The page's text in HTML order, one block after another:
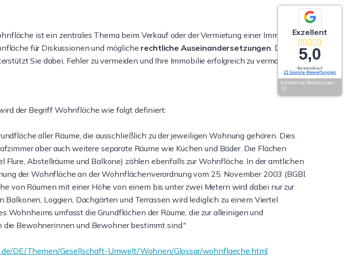
ist ein zentrales Thema beim Verkauf oder der Vermietung einer Immobilie.
für Diskussionen und mögliche rechtliche Auseinandersetzungen. Das
Sie dabei, Fehler zu vermeiden und Ihre Immobilie erfolgreich zu vermarkten.
der Begriff Wohnfläche wie folgt definiert:
aller Räume, die ausschließlich zu der jeweiligen Wohnung gehören. Dies
aber auch weitere separate Räume wie Küchen und Bäder. Die Flächen
Flure, Abstellräume und Balkone) zählen ebenfalls zur Wohnfläche. In der amtlichen
der Wohnfläche an der Wohnflächenverordnung vom 25. November 2003 (BGBl.
von Räumen mit einer Höhe von einem bis unter zwei Metern wird dabei nur zur
Balkonen, Loggien, Dachgärten und Terrassen wird lediglich zu einem Viertel
Wohnheims umfasst die Grundflächen der Räume, die zur alleinigen und
die Bewohnerinnen und Bewohner bestimmt sind."
DE/Themen/Gesellschaft-Umwelt/Wohnen/Glossar/wohnflaeche.html
Exzellent
5,0
Basierend auf
21 Google-Bewertungen
Echtheit von Bewertungen